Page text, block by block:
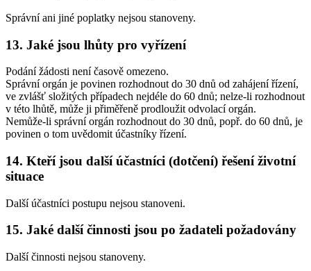
Správní ani jiné poplatky nejsou stanoveny.
13. Jaké jsou lhůty pro vyřízení
Podání žádosti není časově omezeno.
Správní orgán je povinen rozhodnout do 30 dnů od zahájení řízení,
ve zvlášť složitých případech nejdéle do 60 dnů; nelze-li rozhodnout
v této lhůtě, může ji přiměřeně prodloužit odvolací orgán.
Nemůže-li správní orgán rozhodnout do 30 dnů, popř. do 60 dnů, je
povinen o tom uvědomit účastníky řízení.
14. Kteří jsou další účastníci (dotčení) řešení životní
situace
Další účastníci postupu nejsou stanoveni.
15. Jaké další činnosti jsou po žadateli požadovány
Další činnosti nejsou stanoveny.